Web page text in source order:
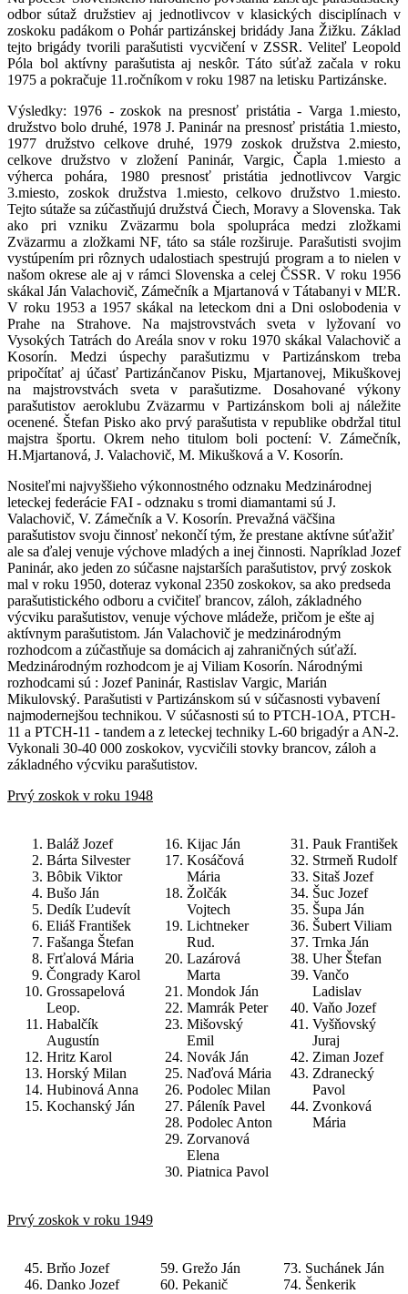
odbor sútaž družstiev aj jednotlivcov v klasických disciplínach v
zoskoku padákom o Pohár partizánskej bridády Jana Žižku. Základ
tejto brigády tvorili parašutisti vycvičení v ZSSR. Veliteľ Leopold
Póla bol aktívny parašutista aj neskôr. Táto súťaž začala v roku
1975 a pokračuje 11.ročníkom v roku 1987 na letisku Partizánske.
Výsledky: 1976 - zoskok na presnosť pristátia - Varga 1.miesto,
družstvo bolo druhé, 1978 J. Paninár na presnosť pristátia 1.miesto,
1977 družstvo celkove druhé, 1979 zoskok družstva 2.miesto,
celkove družstvo v zložení Paninár, Vargic, Čapla 1.miesto a
výherca pohára, 1980 presnosť pristátia jednotlivcov Vargic
3.miesto, zoskok družstva 1.miesto, celkovo družstvo 1.miesto.
Tejto sútaže sa zúčastňujú družstvá Čiech, Moravy a Slovenska. Tak
ako pri vzniku Zväzarmu bola spolupráca medzi zložkami
Zväzarmu a zložkami NF, táto sa stále rozširuje. Parašutisti svojim
vystúpením pri rôznych udalostiach spestrujú program a to nielen v
našom okrese ale aj v rámci Slovenska a celej ČSSR. V roku 1956
skákal Ján Valachovič, Zámečník a Mjartanová v Tátabanyi v MĽR.
V roku 1953 a 1957 skákal na leteckom dni a Dni oslobodenia v
Prahe na Strahove. Na majstrovstvách sveta v lyžovaní vo
Vysokých Tatrách do Areála snov v roku 1970 skákal Valachovič a
Kosorín. Medzi úspechy parašutizmu v Partizánskom treba
pripočítať aj účasť Partizánčanov Pisku, Mjartanovej, Mikuškovej
na majstrovstvách sveta v parašutizme. Dosahované výkony
parašutistov aeroklubu Zväzarmu v Partizánskom boli aj náležite
ocenené. Štefan Pisko ako prvý parašutista v republike obdržal titul
majstra športu. Okrem neho titulom boli poctení: V. Zámečník,
H.Mjartanová, J. Valachovič, M. Mikušková a V. Kosorín.
Nositeľmi najvyššieho výkonnostného odznaku Medzinárodnej
leteckej federácie FAI - odznaku s tromi diamantami sú J.
Valachovič, V. Zámečník a V. Kosorín. Prevažná väčšina
parašutistov svoju činnosť nekončí tým, že prestane aktívne súťažiť
ale sa ďalej venuje výchove mladých a inej činnosti. Napríklad Jozef
Paninár, ako jeden zo súčasne najstarších parašutistov, prvý zoskok
mal v roku 1950, doteraz vykonal 2350 zoskokov, sa ako predseda
parašutistického odboru a cvičiteľ brancov, záloh, základného
výcviku parašutistov, venuje výchove mládeže, pričom je ešte aj
aktívnym parašutistom. Ján Valachovič je medzinárodným
rozhodcom a zúčastňuje sa domácich aj zahraničných súťaží.
Medzinárodným rozhodcom je aj Viliam Kosorín. Národnými
rozhodcami sú : Jozef Paninár, Rastislav Vargic, Marián
Mikulovský. Parašutisti v Partizánskom sú v súčasnosti vybavení
najmodernejšou technikou. V súčasnosti sú to PTCH-1OA, PTCH-
11 a PTCH-11 - tandem a z leteckej techniky L-60 brigadýr a AN-2.
Vykonali 30-40 000 zoskokov, vycvičili stovky brancov, záloh a
základného výcviku parašutistov.
Prvý zoskok v roku 1948
Baláž Jozef
Bárta Silvester
Bôbik Viktor
Bušo Ján
Dedík Ľudevít
Eliáš František
Fašanga Štefan
Frťalová Mária
Čongrady Karol
Grossapelová
Leop.
Habalčík
Augustín
Hritz Karol
Horský Milan
Hubinová Anna
Kochanský Ján
Kijac Ján
Kosáčová
Mária
Žolčák
Vojtech
Lichtneker
Rud.
Lazárová
Marta
Mondok Ján
Mamrák Peter
Mišovský
Emil
Novák Ján
Naďová Mária
Podolec Milan
Páleník Pavel
Podolec Anton
Zorvanová
Elena
Piatnica Pavol
Pauk František
Strmeň Rudolf
Sitaš Jozef
Šuc Jozef
Šupa Ján
Šubert Viliam
Trnka Ján
Uher Štefan
Vančo
Ladislav
Vaňo Jozef
Vyšňovský
Juraj
Ziman Jozef
Zdranecký
Pavol
Zvonková
Mária
Prvý zoskok v roku 1949
Brňo Jozef
Danko Jozef
Grežo Ján
Pekanič
Suchánek Ján
Šenkerik